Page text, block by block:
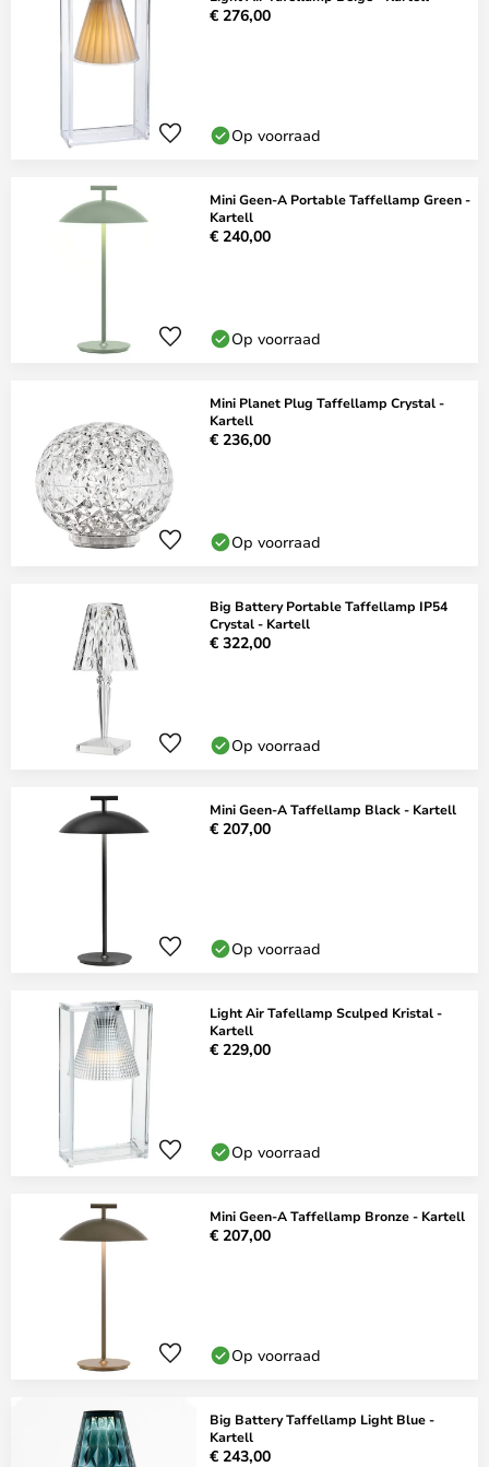
€ 276,00
Op voorraad
Mini Geen-A Portable Taffellamp Green -
Kartell
€ 240,00
Op voorraad
Mini Planet Plug Taffellamp Crystal -
Kartell
€ 236,00
Op voorraad
Big Battery Portable Taffellamp IP54
Crystal - Kartell
€ 322,00
Op voorraad
Mini Geen-A Taffellamp Black - Kartell
€ 207,00
Op voorraad
Light Air Tafellamp Sculped Kristal -
Kartell
€ 229,00
Op voorraad
Mini Geen-A Taffellamp Bronze - Kartell
€ 207,00
Op voorraad
Big Battery Taffellamp Light Blue -
Kartell
€ 243,00